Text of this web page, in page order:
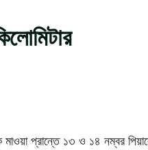
প্রান্তে ১৩ ও ১৪ নম্বর